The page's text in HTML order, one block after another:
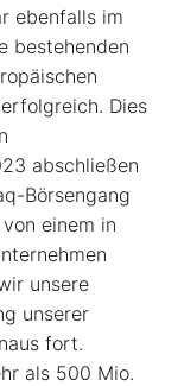
ebenfalls im
bestehenden
Dies
abschließen
Börsengang
einem in
unsere
unserer
fort.
als 500 Mio.